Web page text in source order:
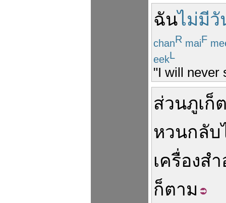
ฉันไม่มีวั
chanR maiF
eekL
"I will never
ส่วนภูเก็
หวนกลับ
เครื่องส
ก็ตาม